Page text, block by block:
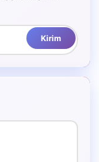
Kirim